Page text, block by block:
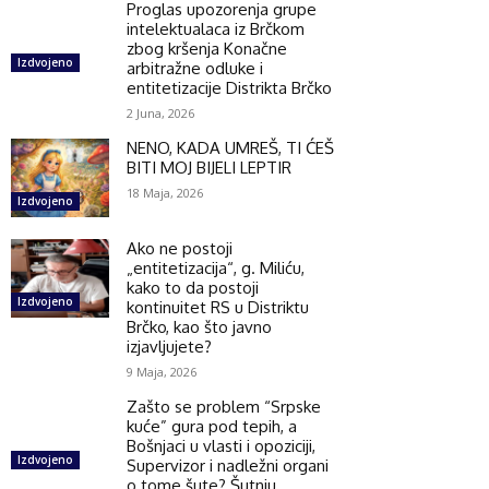
Izdvojeno
Proglas upozorenja grupe
intelektualaca iz Brčkom
zbog kršenja Konačne
arbitražne odluke i
entitetizacije Distrikta Brčko
2 Juna, 2026
Izdvojeno
NENO, KADA UMREŠ, TI ĆEŠ
BITI MOJ BIJELI LEPTIR
18 Maja, 2026
Izdvojeno
Ako ne postoji
„entitetizacija“, g. Miliću,
kako to da postoji
kontinuitet RS u Distriktu
Brčko, kao što javno
izjavljujete?
9 Maja, 2026
Izdvojeno
Zašto se problem “Srpske
kuće” gura pod tepih, a
Bošnjaci u vlasti i opoziciji,
Supervizor i nadležni organi
o tome šute? Šutnju